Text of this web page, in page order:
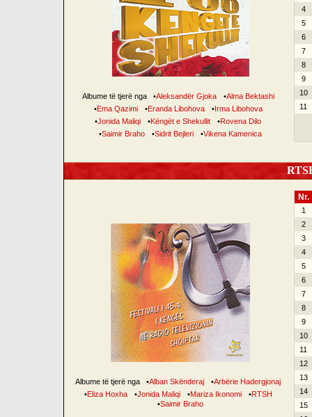
Albume të tjerë nga •Aleksandër Gjoka •Alma Bektashi
•Ema Qazimi •Eranda Libohova •Irma Libohova
•Jonida Maliqi •Këngët e Shekullit •Rovena Dilo
•Saimir Braho •Sidrit Bejleri •Vikena Kamenica
4
5
6
7
8
9
10
11
Albume të tjerë nga •Alban Skënderaj •Arbërie Hadergjonaj
•Eliza Hoxha •Jonida Maliqi •Mariza Ikonomi •RTSH
•Saimir Braho
Nr.
1
2
3
4
5
6
7
8
9
10
11
12
13
14
15